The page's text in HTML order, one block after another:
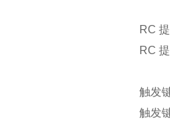
RC
RC
触发
触发